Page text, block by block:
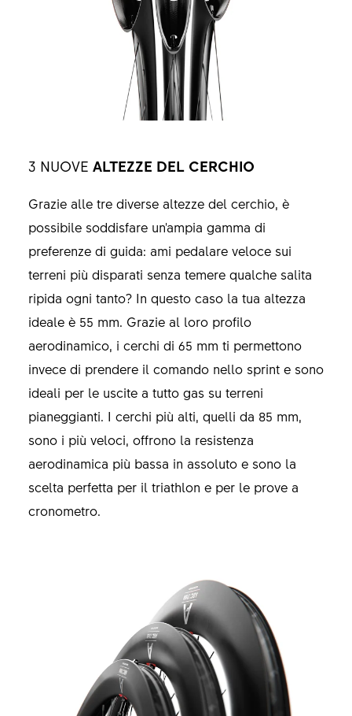
3 NUOVE ALTEZZE DEL CERCHIO
Grazie alle tre diverse altezze del cerchio, è
possibile soddisfare un'ampia gamma di
preferenze di guida: ami pedalare veloce sui
terreni più disparati senza temere qualche salita
ripida ogni tanto? In questo caso la tua altezza
ideale è 55 mm. Grazie al loro profilo
aerodinamico, i cerchi di 65 mm ti permettono
invece di prendere il comando nello sprint e sono
ideali per le uscite a tutto gas su terreni
pianeggianti. I cerchi più alti, quelli da 85 mm,
sono i più veloci, offrono la resistenza
aerodinamica più bassa in assoluto e sono la
scelta perfetta per il triathlon e per le prove a
cronometro.